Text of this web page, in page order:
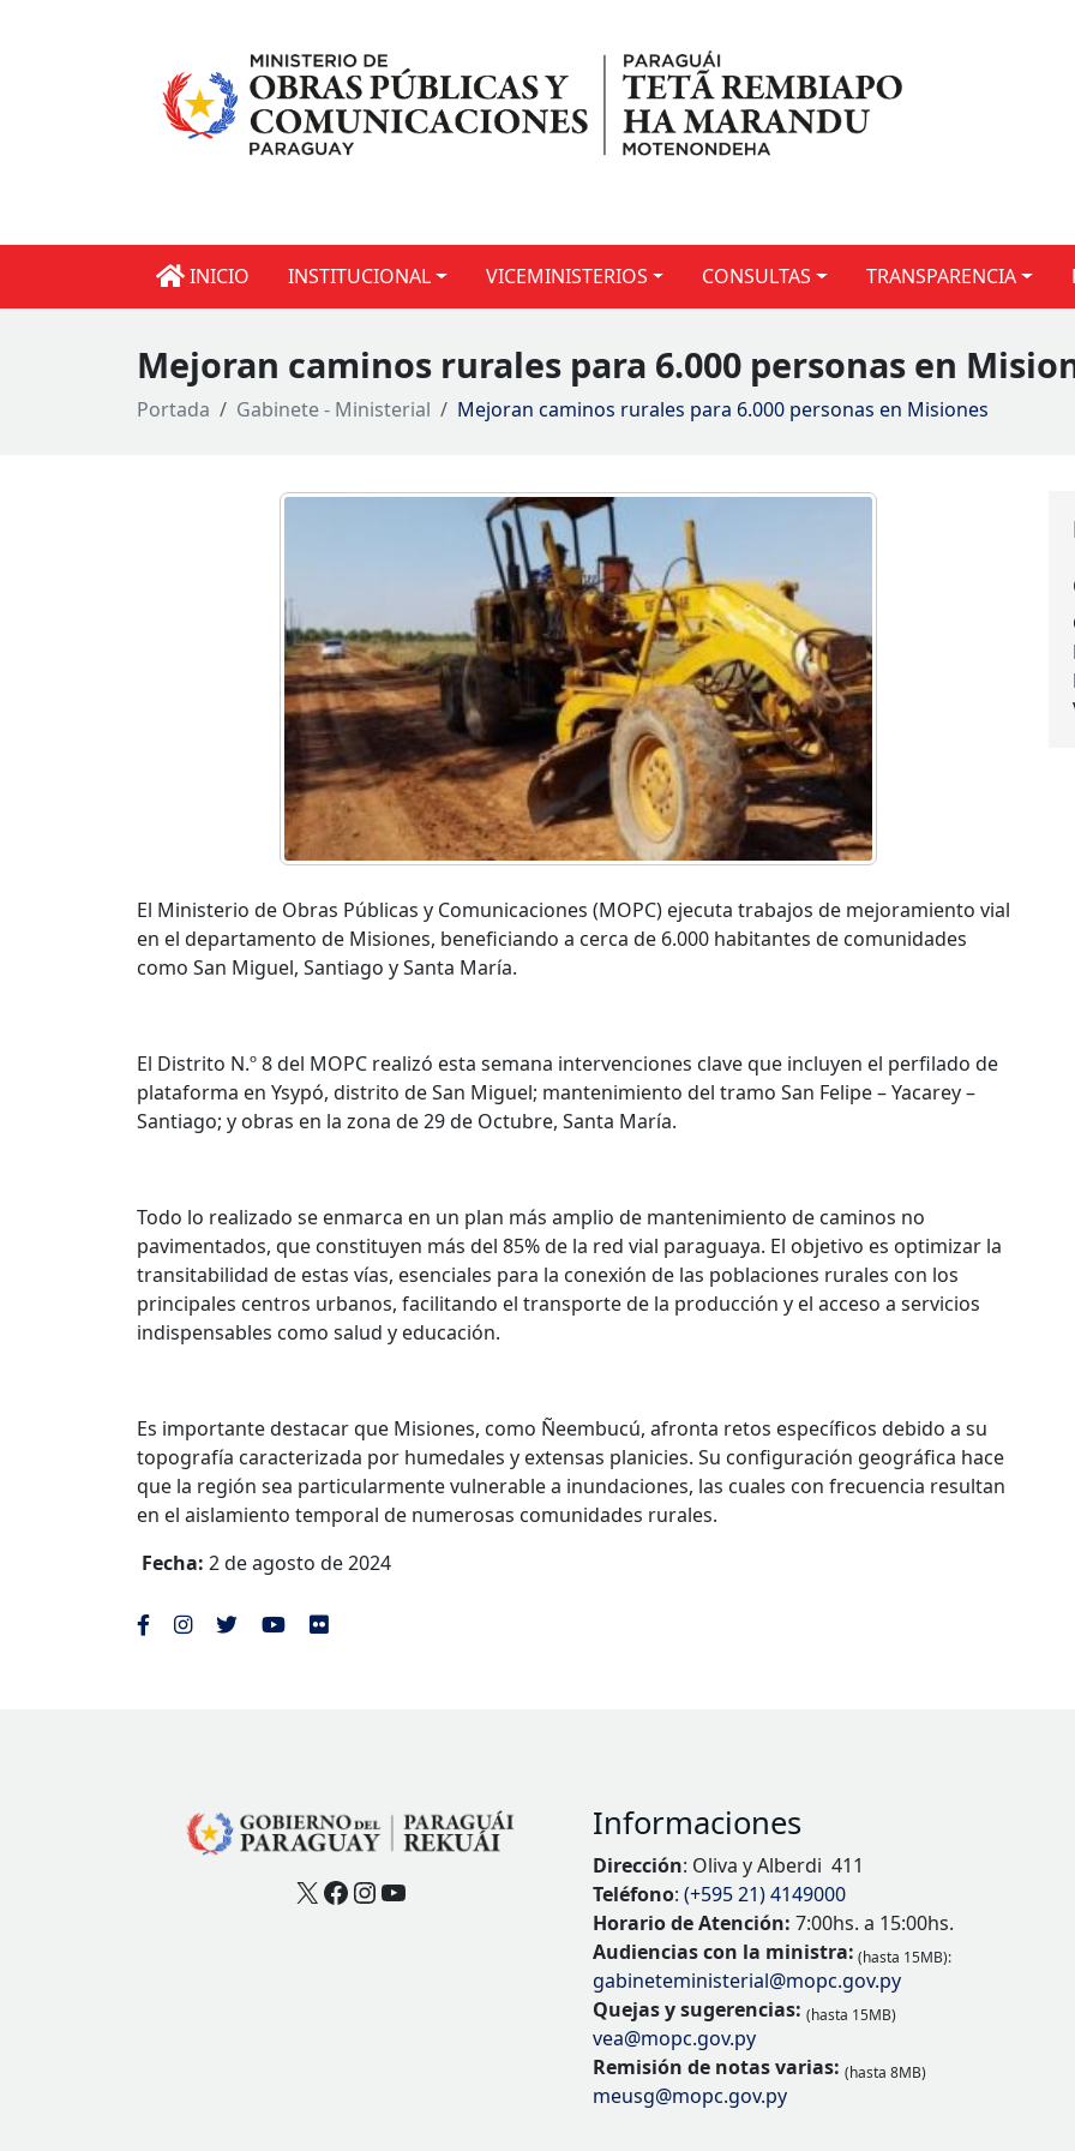
INICIO INSTITUCIONAL VICEMINISTERIOS CONSULTAS TRANSPARENCIA
Mejoran caminos rurales para 6.000 personas en
Portada Gabinete - Ministerial Mejoran caminos rurales para 6.000 personas en Misiones
El Ministerio de Obras Públicas y Comunicaciones (MOPC) ejecuta trabajos de mejoramiento vial
en el departamento de Misiones, beneficiando a cerca de 6.000 habitantes de comunidades
como San Miguel, Santiago y Santa María.
El Distrito N.º 8 del MOPC realizó esta semana intervenciones clave que incluyen el perfilado de
plataforma en Ysypó, distrito de San Miguel; mantenimiento del tramo San Felipe – Yacarey –
Santiago; y obras en la zona de 29 de Octubre, Santa María.
Todo lo realizado se enmarca en un plan más amplio de mantenimiento de caminos no
pavimentados, que constituyen más del 85% de la red vial paraguaya. El objetivo es optimizar la
transitabilidad de estas vías, esenciales para la conexión de las poblaciones rurales con los
principales centros urbanos, facilitando el transporte de la producción y el acceso a servicios
indispensables como salud y educación.
Es importante destacar que Misiones, como Ñeembucú, afronta retos específicos debido a su
topografía caracterizada por humedales y extensas planicies. Su configuración geográfica hace
que la región sea particularmente vulnerable a inundaciones, las cuales con frecuencia resultan
en el aislamiento temporal de numerosas comunidades rurales.
Fecha: 2 de agosto de 2024
X Facebook
Instagram
YouTube
Informaciones
Dirección: Oliva y Alberdi 411
Teléfono: (+595 21) 4149000
Horario de Atención: 7:00hs. a 15:00hs.
Audiencias con la ministra: (hasta 15MB):
gabineteministerial@mopc.gov.py
Quejas y sugerencias: (hasta 15MB)
vea@mopc.gov.py
Remisión de notas varias: (hasta 8MB)
meusg@mopc.gov.py